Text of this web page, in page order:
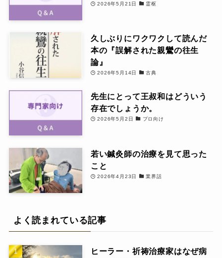
2026年5月21日 霊枢
久しぶりにワクワクして読んだ
本の『誤解された親鸞の往生
論』
2026年5月14日 古典
先生にとって王叔和はどういう
存在でしょうか。
2026年5月2日 プロ向け
若い鍼灸師の治療を見て思った
こと
2026年4月23日 業界話
よく読まれている記事
ヒーラー・祈祷治療家はなぜ病